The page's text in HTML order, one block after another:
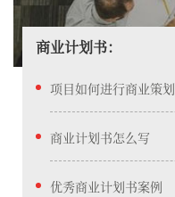
商业计划书：
项目如何进行商业策划
商业计划书怎么写
优秀商业计划书案例